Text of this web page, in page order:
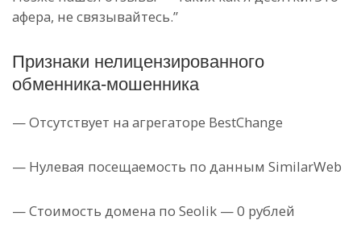
афера, не связывайтесь.”
Признаки нелицензированного
обменника-мошенника
— Отсутствует на агрегаторе BestChange
— Нулевая посещаемость по данным SimilarWeb
— Стоимость домена по Seolik — 0 рублей